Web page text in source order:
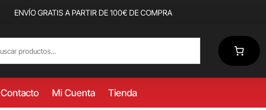
ENVÍO GRATIS A PARTIR DE 100€ DE COMPRA
Contacto Mi Cuenta Tienda